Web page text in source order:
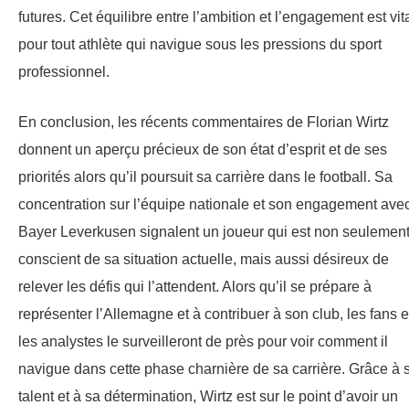
futures. Cet équilibre entre l’ambition et l’engagement est
pour tout athlète qui navigue sous les pressions du sport
professionnel.
En conclusion, les récents commentaires de Florian Wirtz
donnent un aperçu précieux de son état d’esprit et de ses
priorités alors qu’il poursuit sa carrière dans le football. Sa
concentration sur l’équipe nationale et son engagement
Bayer Leverkusen signalent un joueur qui est non seulement
conscient de sa situation actuelle, mais aussi désireux de
relever les défis qui l’attendent. Alors qu’il se prépare à
représenter l’Allemagne et à contribuer à son club, les fans
les analystes le surveilleront de près pour voir comment il
navigue dans cette phase charnière de sa carrière. Grâce à
talent et à sa détermination, Wirtz est sur le point d’avoir un